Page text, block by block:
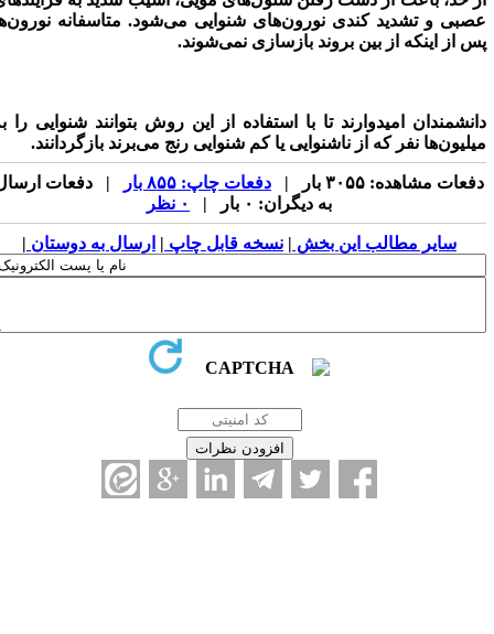
و تشدید کندی نورون‌های شنوایی می‌شود. متاسفانه نورون‌ها
از اینکه از بین بروند بازسازی نمی‌شوند.
امیدوارند تا با استفاده از این روش بتوانند شنوایی را به
نفر که از ناشنوایی یا کم شنوایی رنج می‌برند بازگردانند.
مشاهده: ۳۰۵۵ بار | دفعات چاپ: ۸۵۵ بار
| دفعات ارسال
به دیگران: ۰ بار |
سایر مطالب این بخش | نسخه قابل چاپ| ارسال به دوستان|